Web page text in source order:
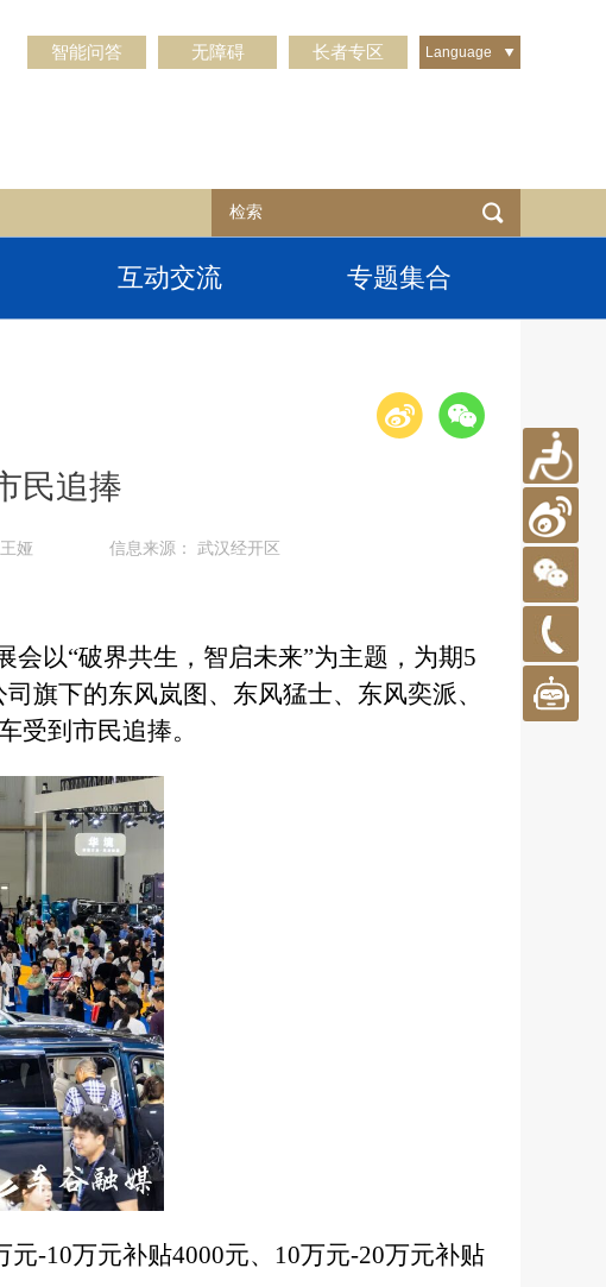
智能问答 无障碍 长者专区 Language
互动交流 专题集合
民追捧
娅 信息来源：
武汉经开区
以“破界共生，智启未来”为主题，为期5
旗下的东风岚图、东风猛士、 东风奕派、
受到市民追捧。
元-10万元补贴4000元、10万元-20万元补贴